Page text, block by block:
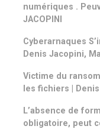
numériques .
JACOPINI
Cyberarnaques
Denis Jacopini,
Victime du
les fichiers | Denis
L’absence de
obligatoire, peut